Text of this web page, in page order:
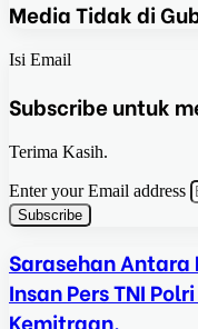
Media Tidak di
Isi Email
Subscribe untuk
Terima Kasih.
Enter your Email address
Sarasehan Antara
Insan Pers TNI
Kemitraan.